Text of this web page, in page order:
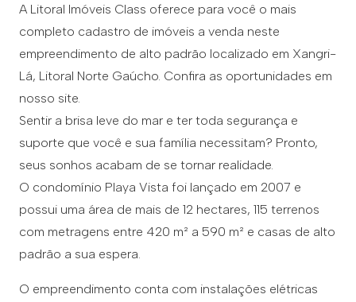
A Litoral Imóveis Class oferece para você o mais
completo cadastro de imóveis a venda neste
empreendimento de alto padrão localizado em Xangri-
Lá, Litoral Norte Gaúcho. Confira as oportunidades em
nosso site.
Sentir a brisa leve do mar e ter toda segurança e
suporte que você e sua família necessitam? Pronto,
seus sonhos acabam de se tornar realidade.
O condomínio Playa Vista foi lançado em 2007 e
possui uma área de mais de 12 hectares, 115 terrenos
com metragens entre 420 m² a 590 m² e casas de alto
padrão a sua espera.
O empreendimento conta com instalações elétricas